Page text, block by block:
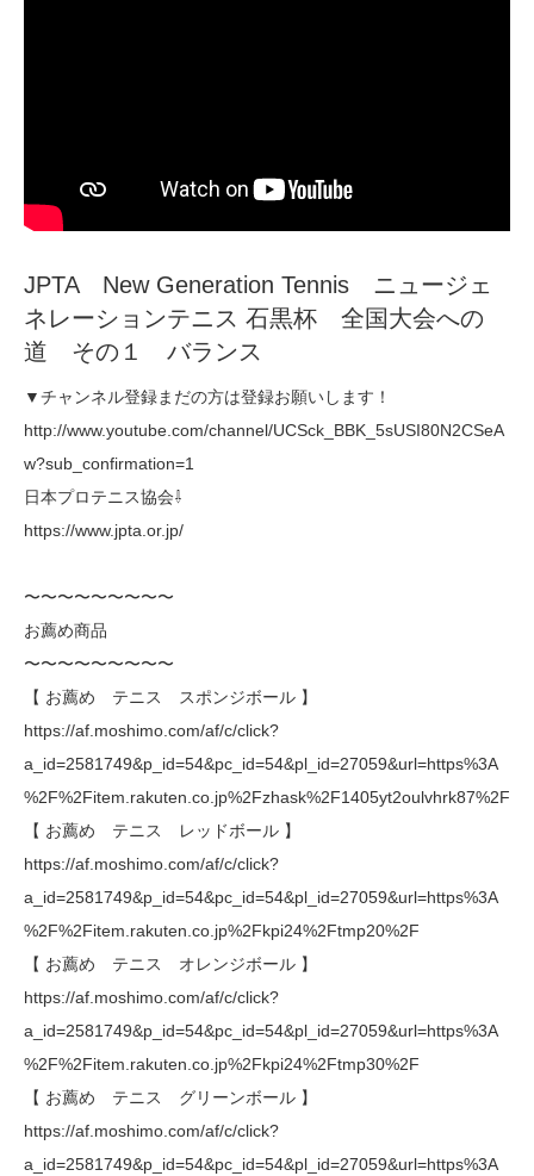
JPTA New Generation Tennis ニュージェ
ネレーションテニス 石黒杯 全国大会への
道 その１ バランス
▼チャンネル登録まだの方は登録お願いします！
http://www.youtube.com/channel/UCSck_BBK_5sUSI80N2CSeA
w?sub_confirmation=1
日本プロテニス協会⇩
https://www.jpta.or.jp/
〜〜〜〜〜〜〜〜〜
お薦め商品
〜〜〜〜〜〜〜〜〜
【 お薦め テニス スポンジボール 】
https://af.moshimo.com/af/c/click?
a_id=2581749&p_id=54&pc_id=54&pl_id=27059&url=https%3A
%2F%2Fitem.rakuten.co.jp%2Fzhask%2F1405yt2oulvhrk87%2F
【 お薦め テニス レッドボール 】
https://af.moshimo.com/af/c/click?
a_id=2581749&p_id=54&pc_id=54&pl_id=27059&url=https%3A
%2F%2Fitem.rakuten.co.jp%2Fkpi24%2Ftmp20%2F
【 お薦め テニス オレンジボール 】
https://af.moshimo.com/af/c/click?
a_id=2581749&p_id=54&pc_id=54&pl_id=27059&url=https%3A
%2F%2Fitem.rakuten.co.jp%2Fkpi24%2Ftmp30%2F
【 お薦め テニス グリーンボール 】
https://af.moshimo.com/af/c/click?
a_id=2581749&p_id=54&pc_id=54&pl_id=27059&url=https%3A